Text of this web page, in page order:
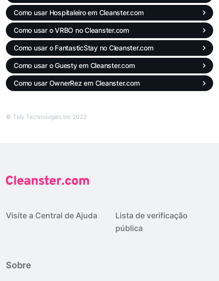
Como usar Hospitaleiro em Cleanster.com
Como usar o VRBO no Cleanster.com
Como usar o FantasticStay no Cleanster.com
Como usar o Guesty em Cleanster.com
Como usar OwnerRez em Cleanster.com
© Tidy Technologies Inc 2022
Visite a Central de Ajuda
Lista de verificação
pública
Sobre